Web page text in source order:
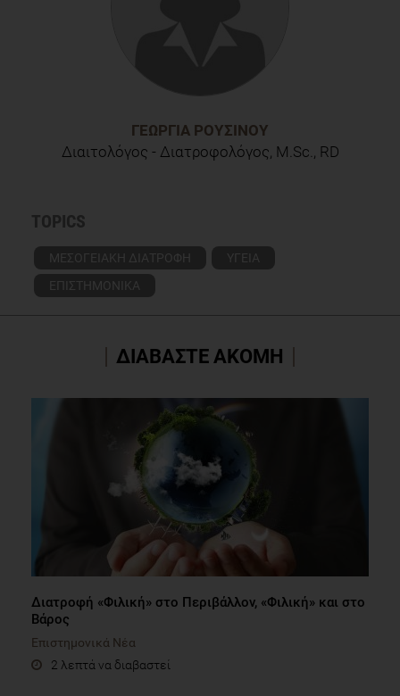
ΓΕΩΡΓΊΑ ΡΟΥΣΙΝΟΎ
Διαιτολόγος - Διατροφολόγος, M.Sc., RD
TOPICS
ΜΕΣΟΓΕΙΑΚΗ ΔΙΑΤΡΟΦΗ
ΥΓΕΙΑ
ΕΠΙΣΤΗΜΟΝΙΚΑ
ΔΙΑΒΑΣΤΕ ΑΚΟΜΗ
Διατροφή «Φιλική» στο Περιβάλλον, «Φιλική» και στο
Βάρος
Επιστημονικά Νέα
2 λεπτά να διαβαστεί